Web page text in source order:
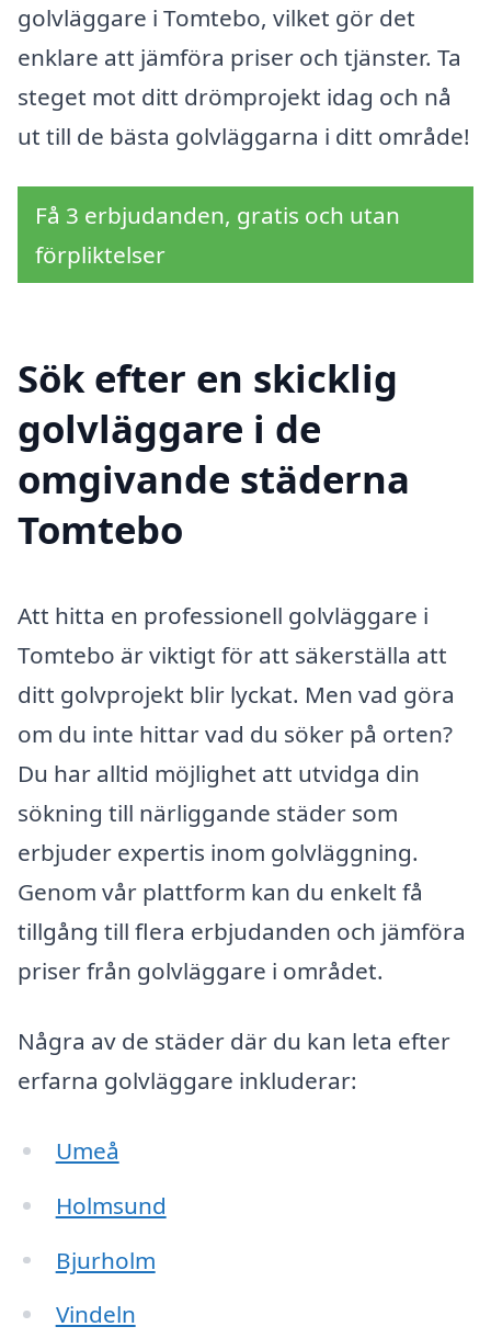
golvläggare i Tomtebo, vilket gör det
enklare att jämföra priser och tjänster. Ta
steget mot ditt drömprojekt idag och nå
ut till de bästa golvläggarna i ditt område!
Få 3 erbjudanden, gratis och utan
förpliktelser
Sök efter en skicklig
golvläggare i de
omgivande städerna
Tomtebo
Att hitta en professionell golvläggare i
Tomtebo är viktigt för att säkerställa att
ditt golvprojekt blir lyckat. Men vad göra
om du inte hittar vad du söker på orten?
Du har alltid möjlighet att utvidga din
sökning till närliggande städer som
erbjuder expertis inom golvläggning.
Genom vår plattform kan du enkelt få
tillgång till flera erbjudanden och jämföra
priser från golvläggare i området.
Några av de städer där du kan leta efter
erfarna golvläggare inkluderar:
Umeå
Holmsund
Bjurholm
Vindeln